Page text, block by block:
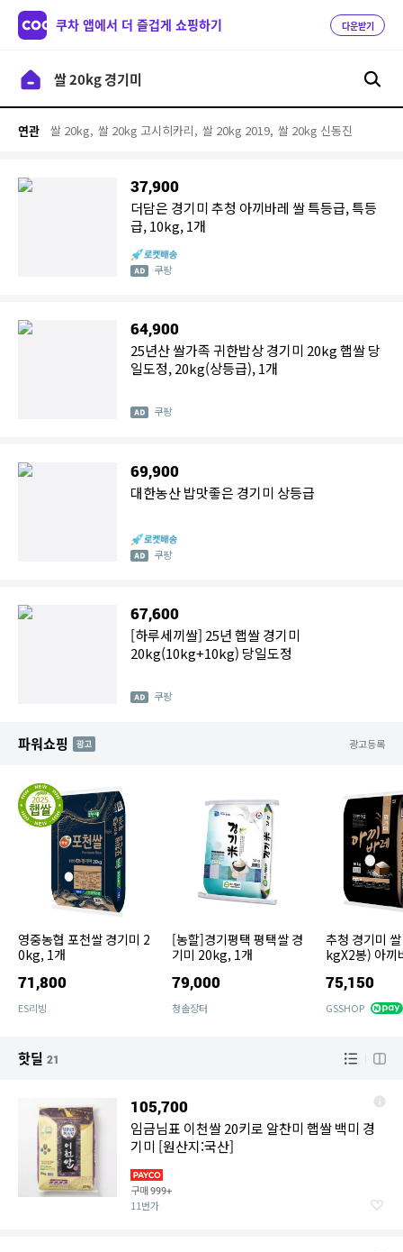
쿠차 앱에서 더 즐겁게 쇼핑하기 다운받기
연관 쌀 20kg, 쌀 20kg 고시히카리, 쌀 20kg 2019, 쌀 20kg 신동진
37,900
더담은 경기미 추청 아끼바레 쌀 특등급, 특등
급, 10kg, 1개
쿠팡
64,900
25년산 쌀가족 귀한밥상 경기미 20kg 햅쌀 당
일도정, 20kg(상등급), 1개
쿠팡
69,900
대한농산 밥맛좋은 경기미 상등급
쿠팡
67,600
[하루세끼쌀] 25년 햅쌀 경기미
20kg(10kg+10kg) 당일도정
쿠팡
파워쇼핑 AD 광고등록
영중농협 포천쌀 경기미 2
0kg, 1개
71,800
ES리빙
[농할]경기평택 평택쌀 경
기미 20kg, 1개
79,000
청솔장터
추청 경기미
kgX2봉) 아끼
75,150
GSSHOP
핫딜 21
105,700
임금님표 이천쌀 20키로 알찬미 햅쌀 백미 경
기미 [원산지:국산]
구매999+
11번가